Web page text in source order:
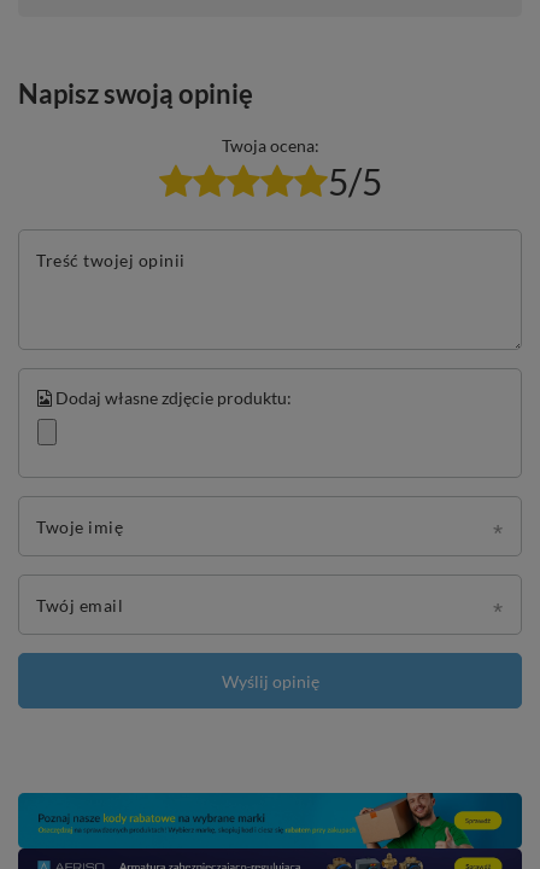
Napisz swoją opinię
Twoja ocena:
5/5
Treść twojej opinii
Dodaj własne zdjęcie produktu:
Twoje imię
Twój email
Wyślij opinię